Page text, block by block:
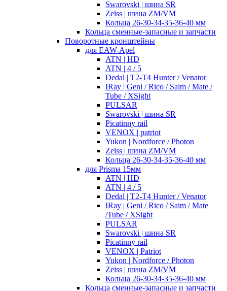
Swarovski | шина SR
Zeiss | шина ZM/VM
Кольца 26-30-34-35-36-40 мм
Кольца сменные-запасные и запчасти
Поворотные кронштейны
для EAW-Apel
ATN | HD
ATN | 4 / 5
Dedal | T2-T4 Hunter / Venator
IRay | Geni / Rico / Saim / Mate /
Tube / XSight
PULSAR
Swarovski | шина SR
Picatinny rail
VENOX | patriot
Yukon | Nordforce / Photon
Zeiss | шина ZM/VM
Кольца 26-30-34-35-36-40 мм
для Prisma 15мм
ATN | HD
ATN | 4 / 5
Dedal | T2-T4 Hunter / Venator
IRay | Geni / Rico / Saim / Mate
/Tube / XSight
PULSAR
Swarovski | шина SR
Picatinny rail
VENOX | Patriot
Yukon | Nordforce / Photon
Zeiss | шина ZM/VM
Кольца 26-30-34-35-36-40 мм
Кольца сменные-запасные и запчасти